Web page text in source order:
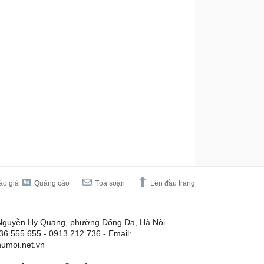
giá Quảng cáo Tòa soạn Lên đầu trang
Hy Quang, phường Đống Đa, Hà Nội.
- 0913.212.736 - Email: